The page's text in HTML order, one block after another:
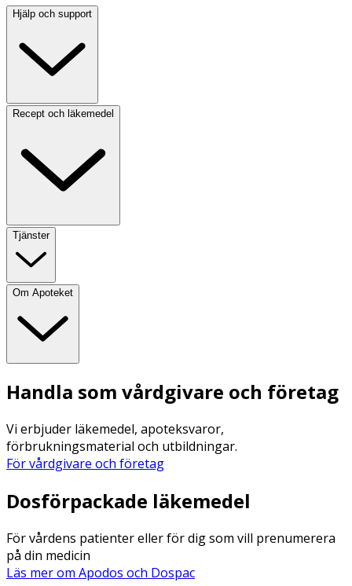
Hjälp och support
Recept och läkemedel
Tjänster
Om Apoteket
Handla som vårdgivare och företag
Vi erbjuder läkemedel, apoteksvaror,
förbrukningsmaterial och utbildningar.
För vårdgivare och företag
Dosförpackade läkemedel
För vårdens patienter eller för dig som vill prenumerera
på din medicin
Läs mer om Apodos och Dospac